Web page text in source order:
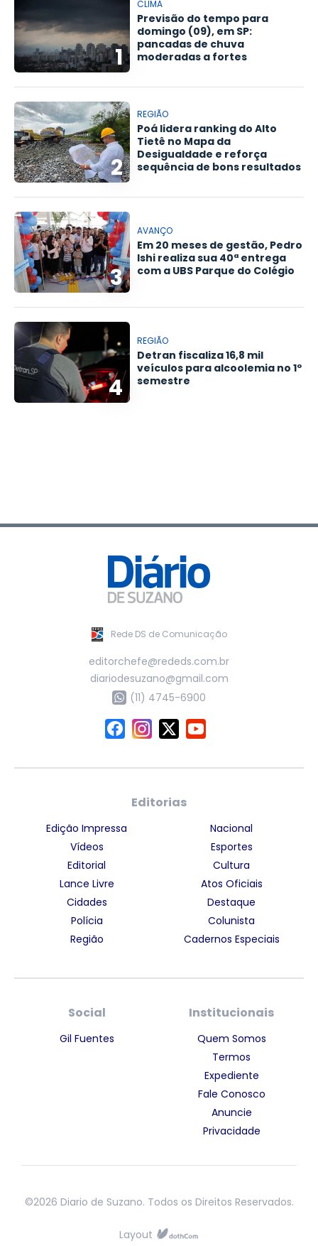
1
CLIMA
Previsão do tempo para
domingo (09), em SP:
pancadas de chuva
moderadas a fortes
2
REGIÃO
Poá lidera ranking do Alto
Tietê no Mapa da
Desigualdade e reforça
sequência de bons resultados
3
AVANÇO
Em 20 meses de gestão, Pedro
Ishi realiza sua 40ª entrega
com a UBS Parque do Colégio
4
REGIÃO
Detran fiscaliza 16,8 mil
veículos para alcoolemia no 1º
semestre
Rede DS de Comunicação
editorchefe@rededs.com.br
diariodesuzano@gmail.com
(11) 4745-6900
Editorias
Edição Impressa
Vídeos
Editorial
Lance Livre
Cidades
Polícia
Região
Nacional
Esportes
Cultura
Atos Oficiais
Destaque
Colunista
Cadernos Especiais
Social
Gil Fuentes
Institucionais
Quem Somos
Termos
Expediente
Fale Conosco
Anuncie
Privacidade
©2026 Diario de Suzano. Todos os Direitos Reservados.
Layout